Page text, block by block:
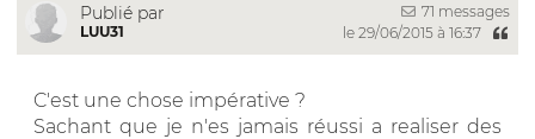
Publié par
LUU31
71 messages
le 29/06/2015 à 16:37
C'est une chose impérative ?
Sachant que je n'es jamais réussi a realiser des